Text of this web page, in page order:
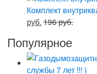
Комплект
руб. 196 руб.
Популярное